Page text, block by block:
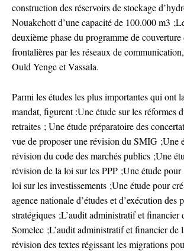
construction des réservoirs de stockage
Nouakchott d’une capacité de 100.000 m3
deuxième phase du programme de couverture
frontalières par les réseaux de
Ould Yenge et Vassala.
Parmi les études les plus importantes qui ont
mandat, figurent :Une étude sur les réformes
retraites ; Une étude préparatoire des
vue de proposer une révision du SMIG ;Une
révision du code des marchés publics ;Une
révision de la loi sur les PPP ;Une étude
loi sur les investissements ;Une étude pour
agence nationale d’études et d’exécution des
stratégiques ;L’audit administratif et financier
Somelec ;L’audit administratif et financier
révision des textes régissant les migrations